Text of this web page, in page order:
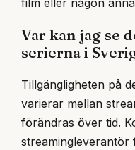
film eller någon
Var kan jag se
serierna i
Tillgängligheten på
varierar mellan
förändras över tid.
streamingleverantör